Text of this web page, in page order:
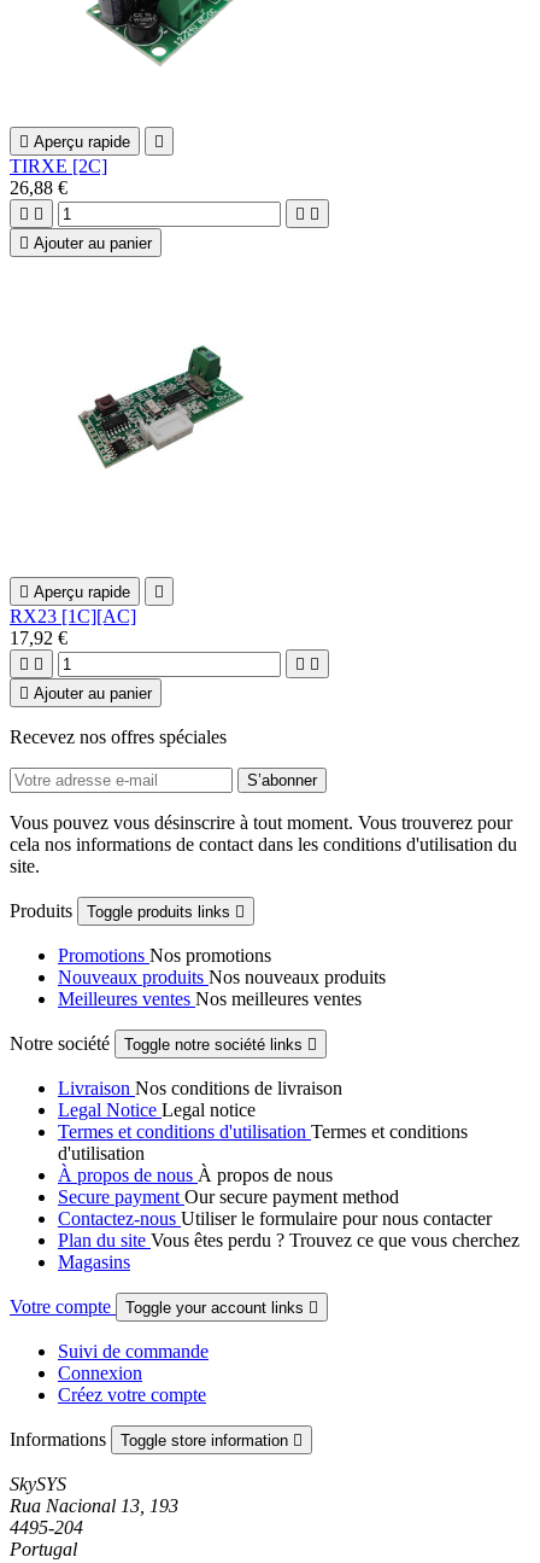
 Aperçu rapide 
TIRXE [2C]
26,88 €
   
 Ajouter au panier
 Aperçu rapide 
RX23 [1C][AC]
17,92 €
   
 Ajouter au panier
Recevez nos offres spéciales
Vous pouvez vous désinscrire à tout moment. Vous trouverez pour
cela nos informations de contact dans les conditions d'utilisation du
site.
Produits Toggle produits links 
Promotions Nos promotions
Nouveaux produits Nos nouveaux produits
Meilleures ventes Nos meilleures ventes
Notre société Toggle notre société links 
Livraison Nos conditions de livraison
Legal Notice Legal notice
Termes et conditions d'utilisation Termes et conditions
d'utilisation
À propos de nous À propos de nous
Secure payment Our secure payment method
Contactez-nous Utiliser le formulaire pour nous contacter
Plan du site Vous êtes perdu ? Trouvez ce que vous cherchez
Magasins
Votre compte Toggle your account links 
Suivi de commande
Connexion
Créez votre compte
Informations Toggle store information 
SkySYS
Rua Nacional 13, 193
4495-204
Portugal